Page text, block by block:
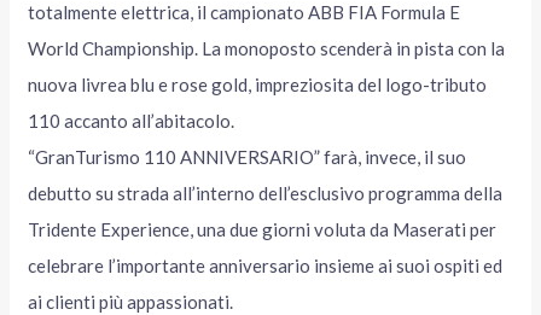
totalmente elettrica, il campionato ABB FIA Formula E
World Championship. La monoposto scenderà in pista con la
nuova livrea blu e rose gold, impreziosita del logo-tributo
110 accanto all’abitacolo.
“GranTurismo 110 ANNIVERSARIO” farà, invece, il suo
debutto su strada all’interno dell’esclusivo programma della
Tridente Experience, una due giorni voluta da Maserati per
celebrare l’importante anniversario insieme ai suoi ospiti ed
ai clienti più appassionati.